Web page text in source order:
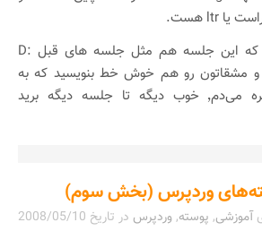
خوب در آخر امیدوارم که این جلسه هم مثل جلسه های قبل :D
و مشقاتون رو هم خوش خط بنویسید که به
خوش خطها خوب نمره می‌دم٬ خوب دیگه تا جلسه دیگه برید
وردپرس (بخش سوم)
آموزشی, پوسته,وردپرس در تاریخ 2008/05/10